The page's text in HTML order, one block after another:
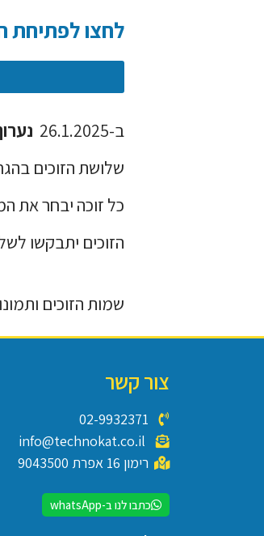
לחצו לפתיחת
ב-26.1.2025
שלושת הזוכים
כל זוכה יבחר את
הזוכים יתבקשו
שמותהזוכים
צור קשר
02-9932371
רימון 16 אפרת 9043500
כתבו לנו ב-whatsApp